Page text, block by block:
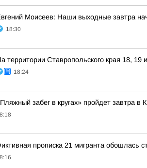
Моисеев: Наши выходные завтра
18:30
территории Ставропольского края 18, 19
18:24
забег в кругах» пройдет завтра в
прописка 21 мигранта обошлась